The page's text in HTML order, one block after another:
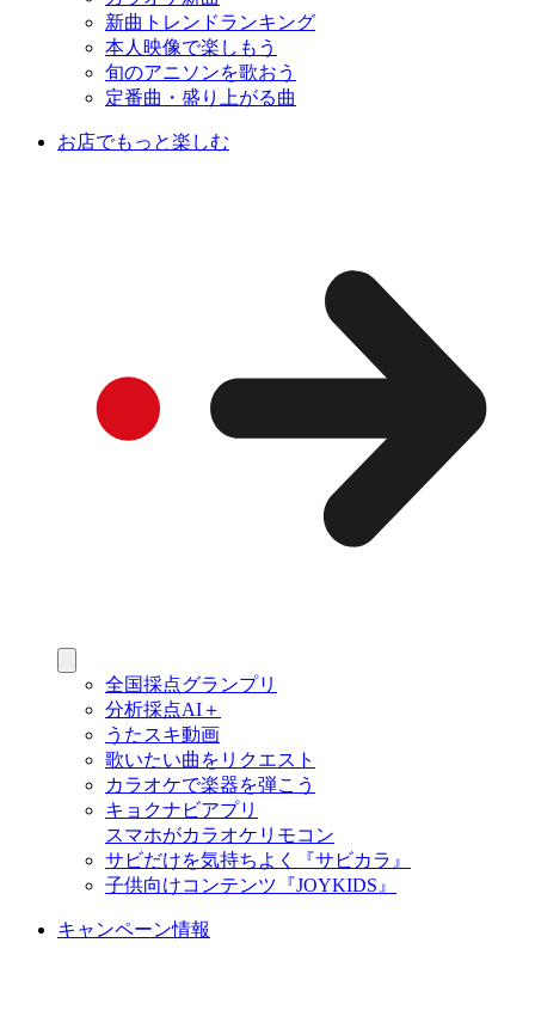
新曲トレンドランキング
本人映像で楽しもう
旬のアニソンを歌おう
定番曲・盛り上がる曲
お店でもっと楽しむ
全国採点グランプリ
分析採点AI＋
うたスキ動画
歌いたい曲をリクエスト
カラオケで楽器を弾こう
キョクナビアプリ
スマホがカラオケリモコン
サビだけを気持ちよく『サビカラ』
子供向けコンテンツ『JOYKIDS』
キャンペーン情報